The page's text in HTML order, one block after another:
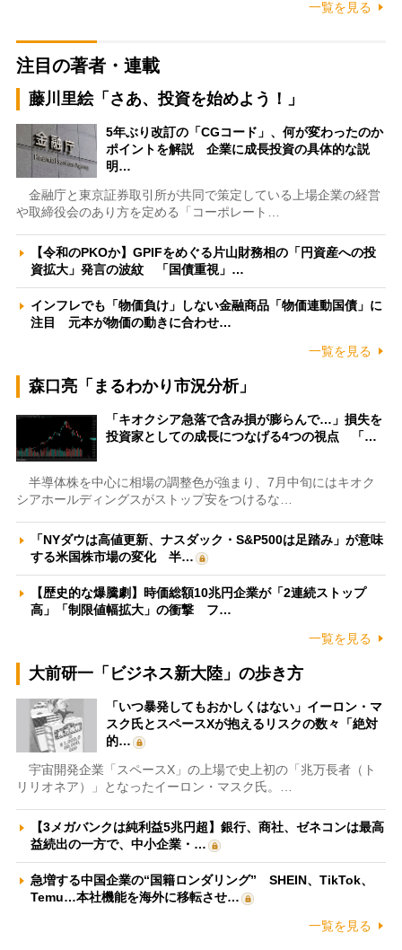
一覧を見る
注目の著者・連載
藤川里絵「さあ、投資を始めよう！」
5年ぶり改訂の「CGコード」、何が変わったのか
ポイントを解説 企業に成長投資の具体的な説
明…
金融庁と東京証券取引所が共同で策定している上場企業の経営
や取締役会のあり方を定める「コーポレート…
【令和のPKOか】GPIFをめぐる片山財務相の「円資産への投
資拡大」発言の波紋 「国債重視」…
インフレでも「物価負け」しない金融商品「物価連動国債」に
注目 元本が物価の動きに合わせ…
一覧を見る
森口亮「まるわかり市況分析」
「キオクシア急落で含み損が膨らんで…」損失を
投資家としての成長につなげる4つの視点 「…
半導体株を中心に相場の調整色が強まり、7月中旬にはキオク
シアホールディングスがストップ安をつけるな…
「NYダウは高値更新、ナスダック・S&P500は足踏み」が意味
する米国株市場の変化 半…
【歴史的な爆騰劇】時価総額10兆円企業が「2連続ストップ
高」「制限値幅拡大」の衝撃 フ…
一覧を見る
大前研一「ビジネス新大陸」の歩き方
「いつ暴発してもおかしくはない」イーロン・マ
スク氏とスペースXが抱えるリスクの数々「絶対
的…
宇宙開発企業「スペースX」の上場で史上初の「兆万長者（ト
リリオネア）」となったイーロン・マスク氏。…
【3メガバンクは純利益5兆円超】銀行、商社、ゼネコンは最高
益続出の一方で、中小企業・…
急増する中国企業の“国籍ロンダリング” SHEIN、TikTok、
Temu…本社機能を海外に移転させ…
一覧を見る